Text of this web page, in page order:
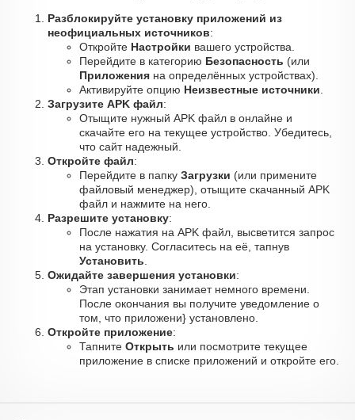
Разблокируйте установку приложений из
неофициальных источников:
Откройте Настройки вашего устройства.
Перейдите в категорию Безопасность (или
Приложения на определённых устройствах).
Активируйте опцию Неизвестные источники
Загрузите APK файл:
Отыщите нужный APK файл в онлайне и
скачайте его на текущее устройство. Убедитесь,
что сайт надежный.
Откройте файл:
Перейдите в папку Загрузки (или примените
файловый менеджер), отыщите скачанный APK
файл и нажмите на него.
Разрешите установку:
После нажатия на APK файл, высветится запрос
на установку. Согласитесь на её, тапнув
Установить
Ожидайте завершения установки:
Этап установки занимает немного времени.
После окончания вы получите уведомление о
том, что приложени} установлено.
Откройте приложение:
Тапните Открыть или посмотрите текущее
приложение в списке приложений и откройте его.